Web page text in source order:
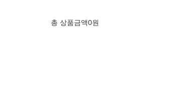
총 상품금액0원